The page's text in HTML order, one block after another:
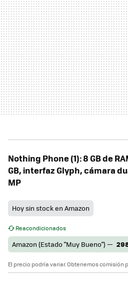
Nothing Phone (1): 8 GB de
GB, interfaz Glyph, cámara
MP
Hoy sin stock en Amazon
Reacondicionados
Amazon (Estado "Muy Bueno") —
El precio podría variar. Obtenemos comisión